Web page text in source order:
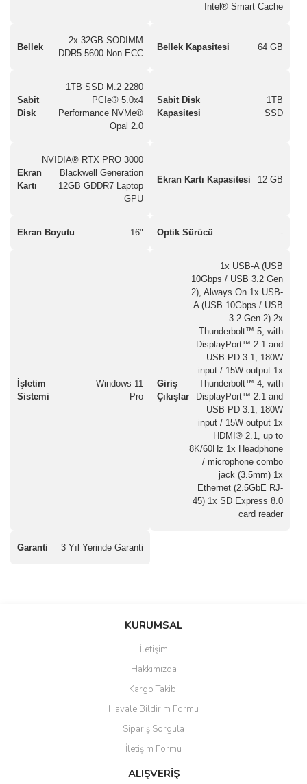
Intel® Smart Cache
Bellek
2x 32GB SODIMM
DDR5-5600 Non-ECC
Bellek Kapasitesi 64 GB
Sabit
Disk
1TB SSD M.2 2280
PCIe® 5.0x4
Performance NVMe®
Opal 2.0
Sabit Disk
Kapasitesi
1TB
SSD
Ekran
Kartı
NVIDIA® RTX PRO 3000
Blackwell Generation
12GB GDDR7 Laptop
GPU
Ekran Kartı Kapasitesi 12 GB
Ekran Boyutu 16" Optik Sürücü -
İşletim
Sistemi
Windows 11
Pro
Giriş
Çıkışlar
1x USB-A (USB
10Gbps / USB 3.2 Gen
2), Always On 1x USB-
A (USB 10Gbps / USB
3.2 Gen 2) 2x
Thunderbolt™ 5, with
DisplayPort™ 2.1 and
USB PD 3.1, 180W
input / 15W output 1x
Thunderbolt™ 4, with
DisplayPort™ 2.1 and
USB PD 3.1, 180W
input / 15W output 1x
HDMI® 2.1, up to
8K/60Hz 1x Headphone
/ microphone combo
jack (3.5mm) 1x
Ethernet (2.5GbE RJ-
45) 1x SD Express 8.0
card reader
Garanti 3 Yıl Yerinde Garanti
Bu ürüne ilk yorumu siz yapın!
güzel paketlenmiş ama yanında
ile 24 izlenmektedir diye küçük
bir tabela olsa daha hoş
hızlı güvenli bir alışveriş oldu
KURUMSAL
İletişim
Hakkımızda
Kargo Takibi
Havale Bildirim Formu
Sipariş Sorgula
İletişim Formu
ALIŞVERİŞ